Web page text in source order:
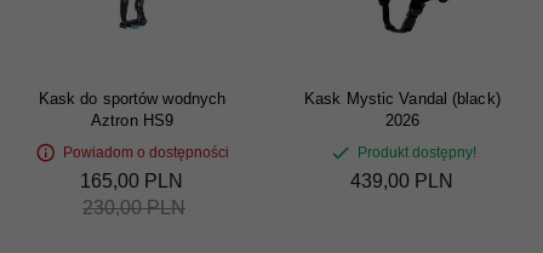
Kask do sportów wodnych
Aztron HS9
Powiadom o dostępności
165,00 PLN
230,00 PLN
Kask Mystic Vandal (black)
2026
Produkt dostępny!
439,00 PLN